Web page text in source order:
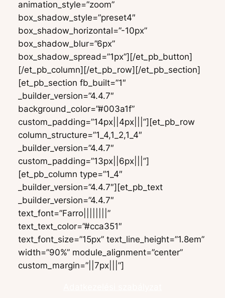
animation_style=”zoom”
box_shadow_style=”preset4″
box_shadow_horizontal=”-10px”
box_shadow_blur=”6px”
box_shadow_spread=”1px”][/et_pb_button]
[/et_pb_column][/et_pb_row][/et_pb_section]
[et_pb_section fb_built=”1″
_builder_version=”4.4.7″
background_color=”#003a1f”
custom_padding=”14px||4px|||”][et_pb_row
column_structure=”1_4,1_2,1_4″
_builder_version=”4.4.7″
custom_padding=”13px||6px|||”]
[et_pb_column type=”1_4″
_builder_version=”4.4.7″][et_pb_text
_builder_version=”4.4.7″
text_font=”Farro||||||||”
text_text_color=”#cca351″
text_font_size=”15px” text_line_height=”1.8em”
width=”90%” module_alignment=”center”
custom_margin=”||7px|||”]